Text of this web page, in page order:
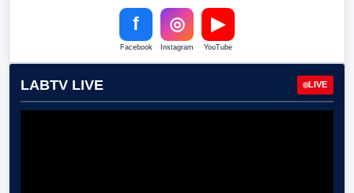
f
Facebook
◎
Instagram
▶
YouTube
LABTV LIVE LIVE